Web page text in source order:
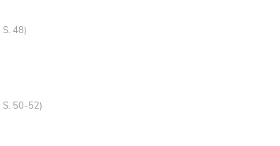
48)
S. 50-52)